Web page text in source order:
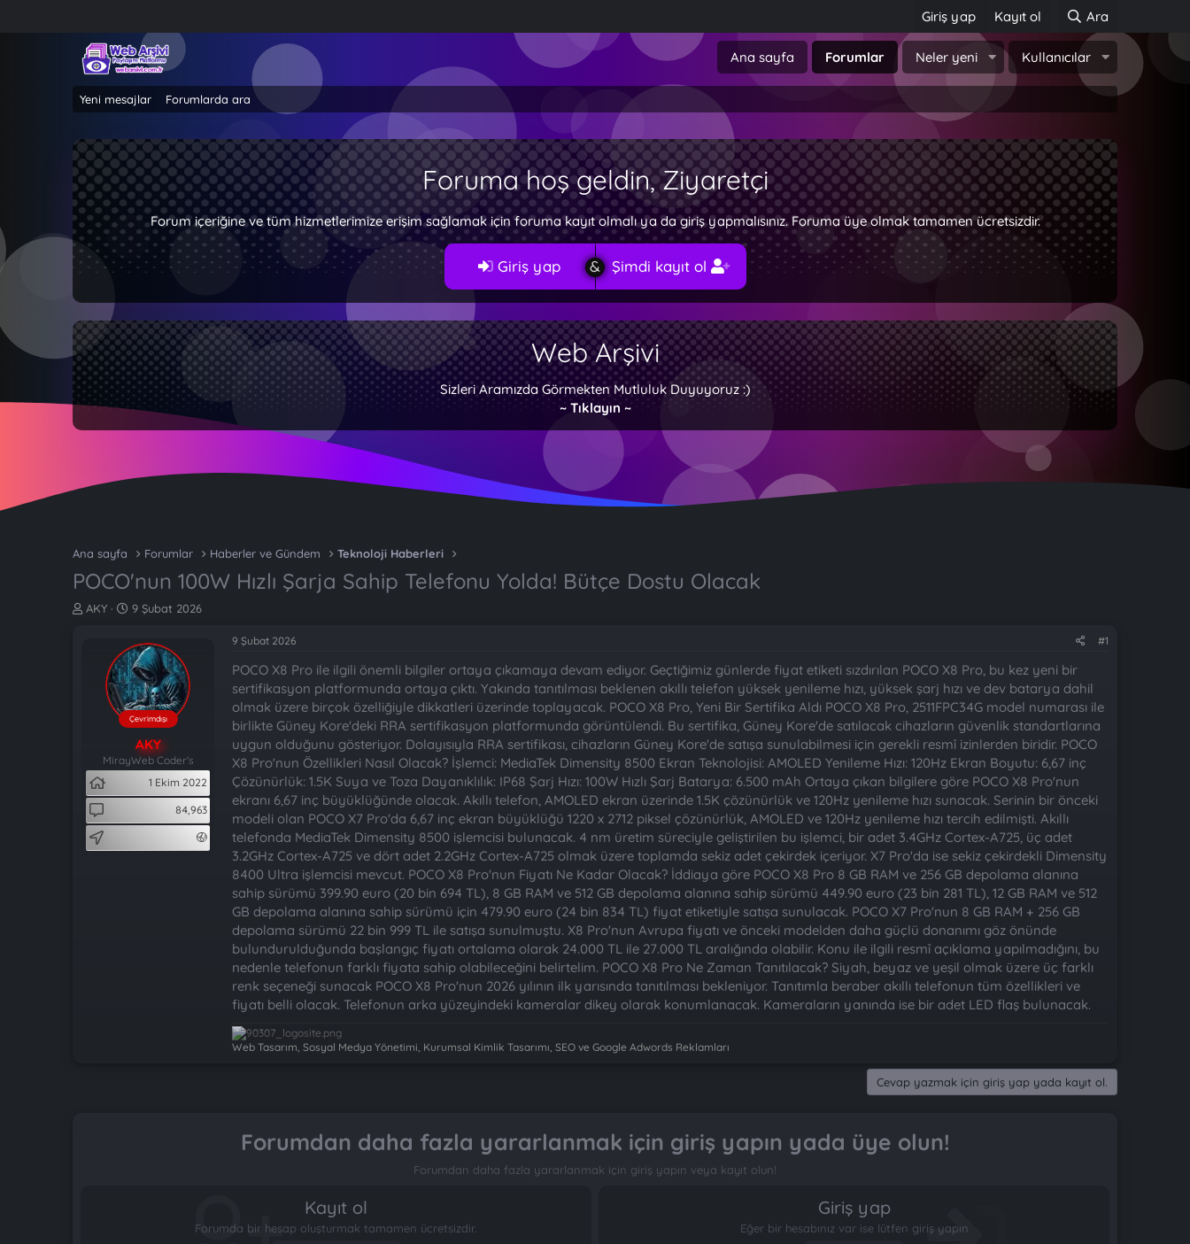
Giriş yap Kayıt ol Ara
Ana sayfa Forumlar Neler yeni Kullanıcılar
Yeni mesajlar Forumlarda ara
Foruma hoş geldin, Ziyaretçi
Forum içeriğine ve tüm hizmetlerimize erişim sağlamak için foruma kayıt olmalı ya da giriş yapmalısınız. Foruma üye olmak tamamen ücretsizdir.
Giriş yap Şimdi kayıt ol
Web Arşivi
Sizleri Aramızda Görmekten Mutluluk Duyuyoruz :)
~ Tıklayın ~
Ana sayfa Forumlar Haberler ve Gündem Teknoloji Haberleri
POCO'nun 100W Hızlı Şarja Sahip Telefonu Yolda! Bütçe Dostu Olacak
K
a
t
a
n
AKY
B
l
a
n
g
ı
a
i
9 Şubat 2026
Çevrimdışı
AKY
MirayWeb Coder's
1 Ekim 2022
84,963
9 Şubat 2026 #1
POCO X8 Pro ile ilgili önemli bilgiler ortaya çıkamaya devam ediyor. Geçtiğimiz günlerde fiyat etiketi sızdırılan POCO X8 Pro, bu kez yeni bir
sertifikasyon platformunda ortaya çıktı. Yakında tanıtılması beklenen akıllı telefon yüksek yenileme hızı, yüksek şarj hızı ve dev batarya dahil
olmak üzere birçok özelliğiyle dikkatleri üzerinde toplayacak. POCO X8 Pro, Yeni Bir Sertifika Aldı POCO X8 Pro, 2511FPC34G model numarası ile
birlikte Güney Kore'deki RRA sertifikasyon platformunda görüntülendi. Bu sertifika, Güney Kore'de satılacak cihazların güvenlik standartlarına
uygun olduğunu gösteriyor. Dolayısıyla RRA sertifikası, cihazların Güney Kore'de satışa sunulabilmesi için gerekli resmî izinlerden biridir. POCO
X8 Pro'nun Özellikleri Nasıl Olacak? İşlemci: MediaTek Dimensity 8500 Ekran Teknolojisi: AMOLED Yenileme Hızı: 120Hz Ekran Boyutu: 6,67 inç
Çözünürlük: 1.5K Suya ve Toza Dayanıklılık: IP68 Şarj Hızı: 100W Hızlı Şarj Batarya: 6.500 mAh Ortaya çıkan bilgilere göre POCO X8 Pro'nun
ekranı 6,67 inç büyüklüğünde olacak. Akıllı telefon, AMOLED ekran üzerinde 1.5K çözünürlük ve 120Hz yenileme hızı sunacak. Serinin bir önceki
modeli olan POCO X7 Pro'da 6,67 inç ekran büyüklüğü 1220 x 2712 piksel çözünürlük, AMOLED ve 120Hz yenileme hızı tercih edilmişti. Akıllı
telefonda MediaTek Dimensity 8500 işlemcisi bulunacak. 4 nm üretim süreciyle geliştirilen bu işlemci, bir adet 3.4GHz Cortex-A725, üç adet
3.2GHz Cortex-A725 ve dört adet 2.2GHz Cortex-A725 olmak üzere toplamda sekiz adet çekirdek içeriyor. X7 Pro'da ise sekiz çekirdekli Dimensity
8400 Ultra işlemcisi mevcut. POCO X8 Pro'nun Fiyatı Ne Kadar Olacak? İddiaya göre POCO X8 Pro 8 GB RAM ve 256 GB depolama alanına
sahip sürümü 399.90 euro (20 bin 694 TL), 8 GB RAM ve 512 GB depolama alanına sahip sürümü 449.90 euro (23 bin 281 TL), 12 GB RAM ve 512
GB depolama alanına sahip sürümü için 479.90 euro (24 bin 834 TL) fiyat etiketiyle satışa sunulacak. POCO X7 Pro'nun 8 GB RAM + 256 GB
depolama sürümü 22 bin 999 TL ile satışa sunulmuştu. X8 Pro'nun Avrupa fiyatı ve önceki modelden daha güçlü donanımı göz önünde
bulundurulduğunda başlangıç fiyatı ortalama olarak 24.000 TL ile 27.000 TL aralığında olabilir. Konu ile ilgili resmî açıklama yapılmadığını, bu
nedenle telefonun farklı fiyata sahip olabileceğini belirtelim. POCO X8 Pro Ne Zaman Tanıtılacak? Siyah, beyaz ve yeşil olmak üzere üç farklı
renk seçeneği sunacak POCO X8 Pro'nun 2026 yılının ilk yarısında tanıtılması bekleniyor. Tanıtımla beraber akıllı telefonun tüm özellikleri ve
fiyatı belli olacak. Telefonun arka yüzeyindeki kameralar dikey olarak konumlanacak. Kameraların yanında ise bir adet LED flaş bulunacak.
Web Tasarım, Sosyal Medya Yönetimi, Kurumsal Kimlik Tasarımı, SEO ve Google Adwords Reklamları
Cevap yazmak için giriş yap yada kayıt ol.
Forumdan daha fazla yararlanmak için giriş yapın yada üye olun!
Forumdan daha fazla yararlanmak için giriş yapın veya kayıt olun!
Kayıt ol
Forumda bir hesap oluşturmak tamamen ücretsizdir.
Giriş yap
Eğer bir hesabınız var ise lütfen giriş yapın